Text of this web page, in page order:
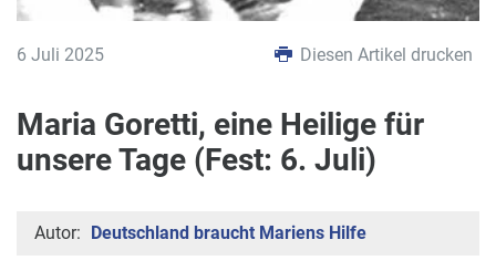
6 Juli 2025 Diesen Artikel drucken
Maria Goretti, eine Heilige für
unsere Tage (Fest: 6. Juli)
Autor: Deutschland braucht Mariens Hilfe